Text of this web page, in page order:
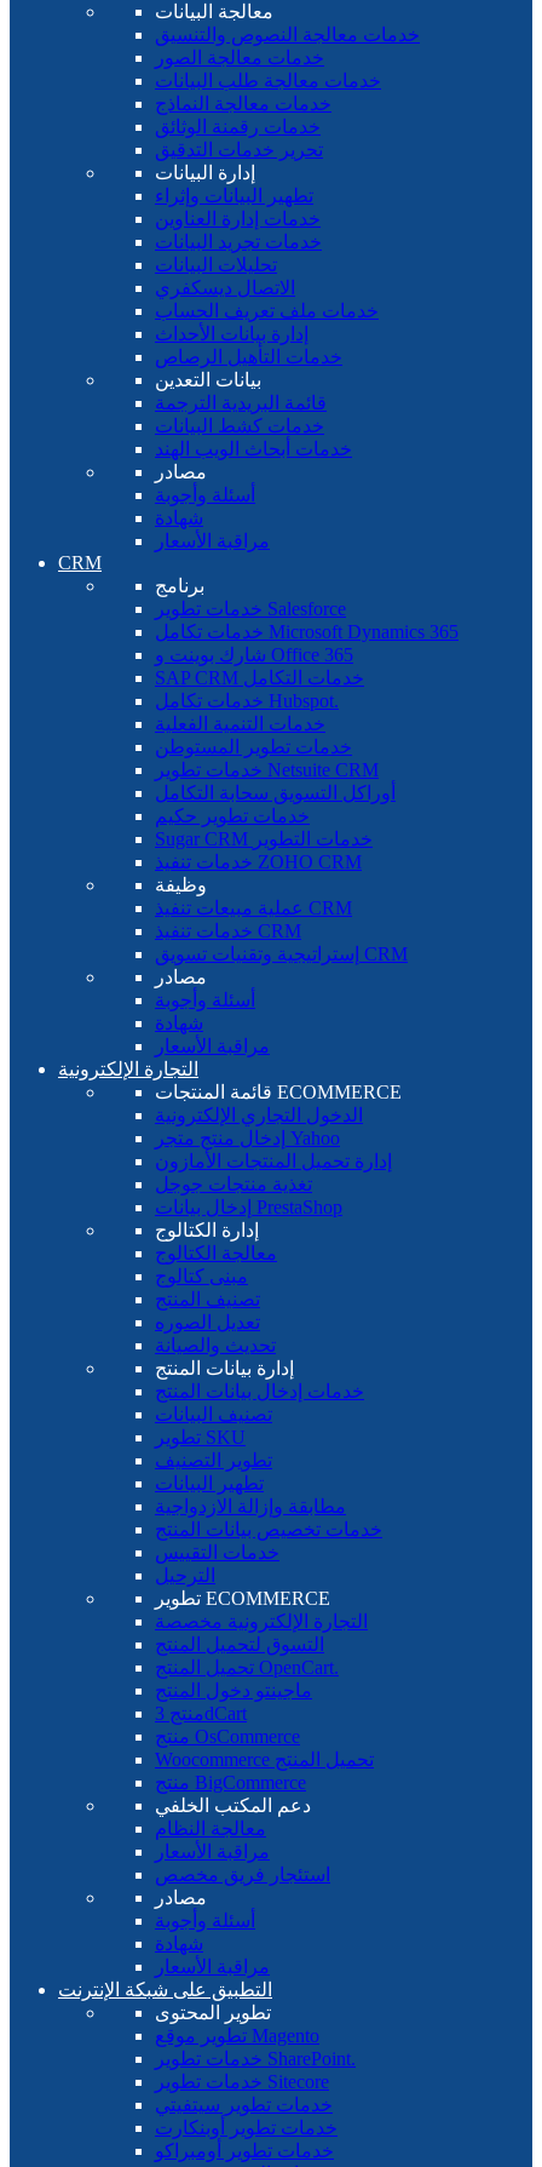
معالجة البيانات
خدمات معالجة النصوص والتنسيق
خدمات معالجة الصور
خدمات معالجة طلب البيانات
خدمات معالجة النماذج
خدمات رقمنة الوثائق
تحرير خدمات التدقيق
إدارة البيانات
تطهير البيانات وإثراء
خدمات إدارة العناوين
خدمات تجريد البيانات
تحليلات البيانات
الاتصال ديسكفري
خدمات ملف تعريف الحساب
إدارة بيانات الأحداث
خدمات التأهيل الرصاص
بيانات التعدين
قائمة البريدية الترجمة
خدمات كشط البيانات
خدمات أبحاث الويب الهند
مصادر
أسئلة وأجوبة
شهادة
مراقبة الأسعار
CRM
برنامج
خدمات تطوير Salesforce
خدمات تكامل Microsoft Dynamics 365
شارك بوينت و Office 365
SAP CRM خدمات التكامل
خدمات تكامل Hubspot.
خدمات التنمية الفعلية
خدمات تطوير المستوطن
خدمات تطوير Netsuite CRM
أوراكل التسويق سحابة التكامل
خدمات تطوير حكيم
Sugar CRM خدمات التطوير
خدمات تنفيذ ZOHO CRM
وظيفة
عملية مبيعات تنفيذ CRM
خدمات تنفيذ CRM
إستراتيجية وتقنيات تسويق CRM
مصادر
أسئلة وأجوبة
شهادة
مراقبة الأسعار
التجارة الإلكترونية
قائمة المنتجات ECOMMERCE
الدخول التجاري الإلكترونية
إدخال منتج متجر Yahoo
إدارة تحميل المنتجات الأمازون
تغذية منتجات جوجل
إدخال بيانات PrestaShop
إدارة الكتالوج
معالجة الكتالوج
مبنى كتالوج
تصنيف المنتج
تعديل الصوره
تحديث والصيانة
إدارة بيانات المنتج
خدمات إدخال بيانات المنتج
تصنيف البيانات
تطوير SKU
تطوير التصنيف
تطهير البيانات
مطابقة وإزالة الازدواجية
خدمات تخصيص بيانات المنتج
خدمات التقييس
الترحيل
تطوير ECOMMERCE
التجارة الإلكترونية مخصصة
التسوق لتحميل المنتج
تحميل المنتج OpenCart.
ماجينتو دخول المنتج
منتج 3dCart
منتج OsCommerce
Woocommerce تحميل المنتج
منتج BigCommerce
دعم المكتب الخلفي
معالجة النظام
مراقبة الأسعار
استئجار فريق مخصص
مصادر
أسئلة وأجوبة
شهادة
مراقبة الأسعار
التطبيق على شبكة الإنترنت
تطوير المحتوى
تطوير موقع Magento
خدمات تطوير SharePoint.
خدمات تطوير Sitecore
خدمات تطوير سيتفيتي
خدمات تطوير أوبنكارت
خدمات تطوير أومبراكو